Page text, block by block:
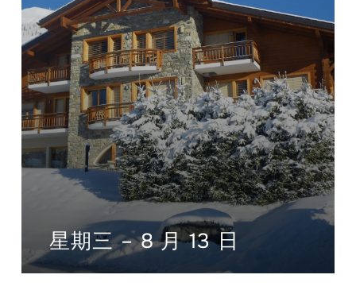
星期三 – 8 月 13 日